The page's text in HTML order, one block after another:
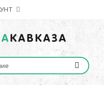
КАВКАЗА